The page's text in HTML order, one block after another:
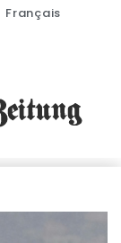
Français